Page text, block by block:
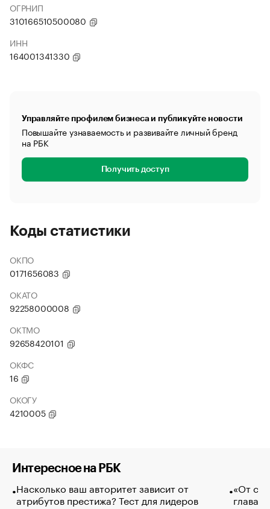
ОГРНИП
310166510500080
ИНН
164001341330
Управляйте профилем бизнеса и публикуйте новости
Повышайте узнаваемость и развивайте личный бренд
на РБК
Получить доступ
Коды статистики
ОКПО
0171656083
ОКАТО
92258000008
ОКТМО
92658420101
ОКФС
16
ОКОГУ
4210005
Интересное на РБК
Насколько ваш авторитет зависит от
атрибутов престижа? Тест для лидеров
«От
глава